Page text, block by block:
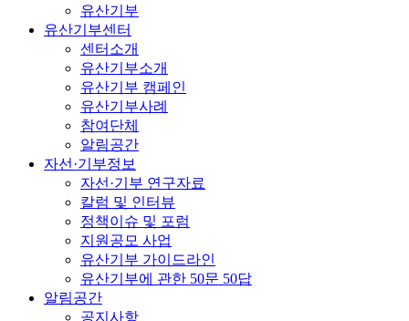
유산기부
유산기부센터
센터소개
유산기부소개
유산기부 캠페인
유산기부사례
참여단체
알림공간
자선·기부정보
자선·기부 연구자료
칼럼 및 인터뷰
정책이슈 및 포럼
지원공모 사업
유산기부 가이드라인
유산기부에 관한 50문 50답
알림공간
공지사항